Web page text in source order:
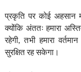
प्रकृति पर कोई अहसान
क्योंकि अंततः हमारा
रहेगी, तभी हमारा
सुरक्षित रह सकेगा।